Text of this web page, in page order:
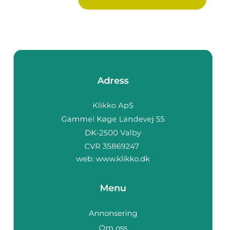
Adress
web: www.klikko.dk
Menu
Annonsering
Om oss